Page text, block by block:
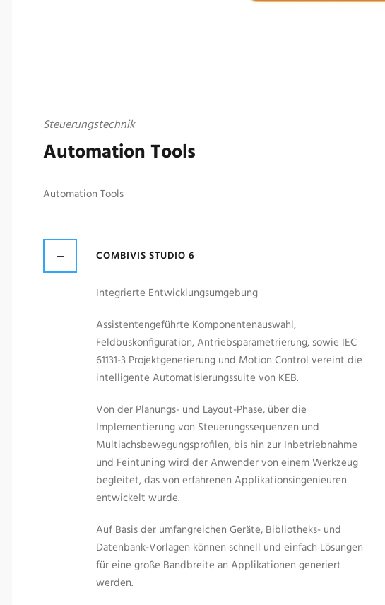
Steuerungstechnik
Automation Tools
Automation Tools
COMBIVIS STUDIO 6
Integrierte Entwicklungsumgebung
Assistentengeführte Komponentenauswahl,
Feldbuskonfiguration, Antriebsparametrierung, sowie IEC
61131-3 Projektgenerierung und Motion Control vereint die
intelligente Automatisierungssuite von KEB.
Von der Planungs- und Layout-Phase, über die
Implementierung von Steuerungssequenzen und
Multiachsbewegungsprofilen, bis hin zur Inbetriebnahme
und Feintuning wird der Anwender von einem Werkzeug
begleitet, das von erfahrenen Applikationsingenieuren
entwickelt wurde.
Auf Basis der umfangreichen Geräte, Bibliotheks- und
Datenbank-Vorlagen können schnell und einfach Lösungen
für eine große Bandbreite an Applikationen generiert
werden.